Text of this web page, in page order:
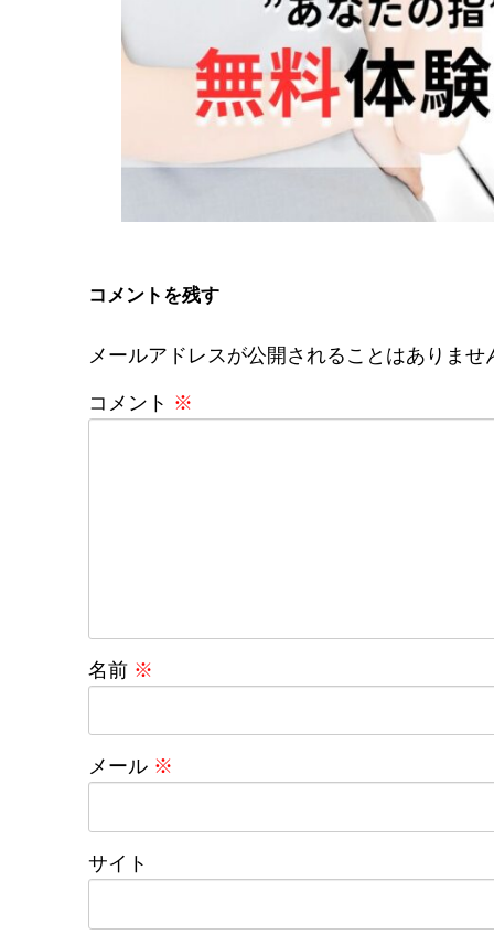
コメントを残す
メールアドレスが公開されることはありませ
コメント ※
名前 ※
メール ※
サイト